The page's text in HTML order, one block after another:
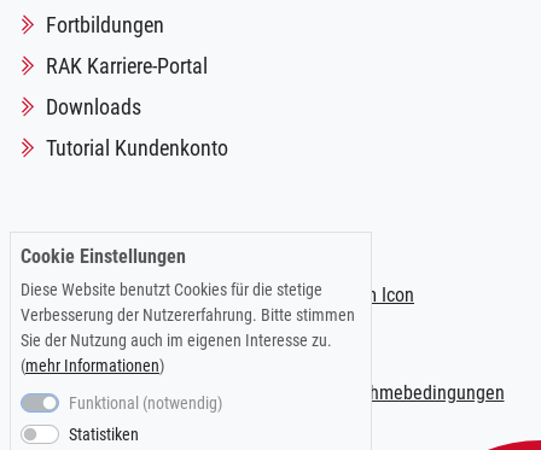
Fortbildungen
RAK Karriere-Portal
Downloads
Tutorial Kundenkonto
Impressum |Datenschutzerklärung Teilnahmebedingungen
Cookie Einstellungen
Diese Website benutzt Cookies für die stetige
Verbesserung der Nutzererfahrung. Bitte stimmen
Sie der Nutzung auch im eigenen Interesse zu.
(mehr Informationen)
Funktional (notwendig)
Statistiken